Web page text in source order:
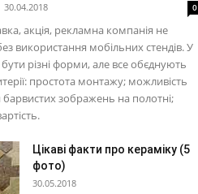
30.04.2018 0
акція, рекламна компанія не
використання мобільних стендів. У
різні форми, але все обєднують
простота монтажу; можливість
зображень на полотні;
Цікаві факти про кераміку (5
фото)
30.05.2018